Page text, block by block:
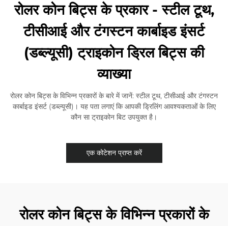
रोलर कोन बिट्स के प्रकार - स्टील टूथ,
टीसीआई और टंगस्टन कार्बाइड इंसर्ट
(डब्ल्यूसी) ट्राइकोन ड्रिल बिट्स की
व्याख्या
रोलर कोन बिट्स के विभिन्न प्रकारों के बारे में जानें: स्टील टूथ, टीसीआई और टंगस्टन
कार्बाइड इंसर्ट (डब्ल्यूसी)। यह पता लगाएं कि आपकी ड्रिलिंग आवश्यकताओं के लिए
कौन सा ट्राइकोन बिट उपयुक्त है।
एक कोटेशन प्राप्त करें
रोलर कोन बिट्स के विभिन्न प्रकारों के